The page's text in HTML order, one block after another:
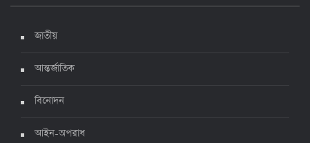
জাতীয়
আন্তর্জাতিক
বিনোদন
আইন-অপরাধ